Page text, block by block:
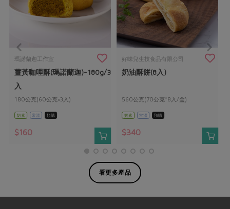
瑪諾蘭迦工作室
薑黃咖哩酥(瑪諾蘭迦)-180g/3
入
180公克(60公克×3入)
奶素 常溫 預購
$160
好味兒生技食品有限公司
奶油酥餅(8入)
560公克(70公克*8入/盒)
奶素 常溫 預購
$340
看更多產品